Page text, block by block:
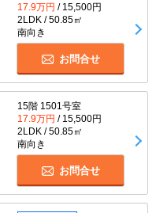
17.9万円 / 15,500円
2LDK / 50.85㎡
南向き
お問合せ
15階 1501号室
17.9万円 / 15,500円
2LDK / 50.85㎡
南向き
お問合せ